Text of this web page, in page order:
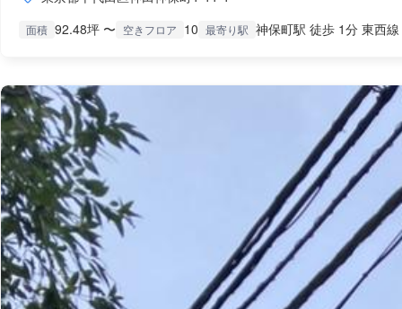
面積 92.48坪 〜 空きフロア 10 最寄り駅 神保町駅 徒歩 1分 東西